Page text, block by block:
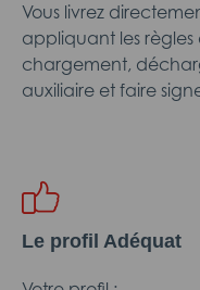
Vous livrez
appliquant les règles
chargement,
auxiliaire et faire
Le profil Adéquat